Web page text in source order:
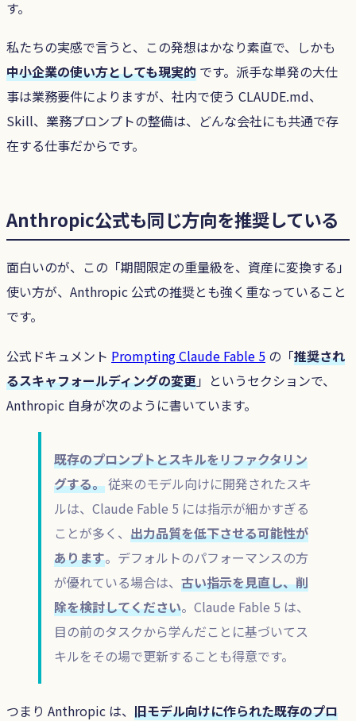
す。
私たちの実感で言うと、この発想はかなり素直で、しかも
中小企業の使い方としても現実的 です。派手な単発の大仕
事は業務要件によりますが、社内で使う CLAUDE.md、
Skill、業務プロンプトの整備は、どんな会社にも共通で存
在する仕事だからです。
Anthropic公式も同じ方向を推奨している
面白いのが、この「期間限定の重量級を、資産に変換する」
使い方が、Anthropic 公式の推奨とも強く重なっていること
です。
公式ドキュメント Prompting Claude Fable 5 の「推奨され
るスキャフォールディングの変更」というセクションで、
Anthropic 自身が次のように書いています。
既存のプロンプトとスキルをリファクタリン
グする。従来のモデル向けに開発されたスキ
ルは、Claude Fable 5 には指示が細かすぎる
ことが多く、 出力品質を低下させる可能性が
あります。デフォルトのパフォーマンスの方
が優れている場合は、 古い指示を見直し、削
除を検討してください。Claude Fable 5 は、
目の前のタスクから学んだことに基づいてス
キルをその場で更新することも得意です。
つまり Anthropic は、 旧モデル向けに作られた既存のプロ